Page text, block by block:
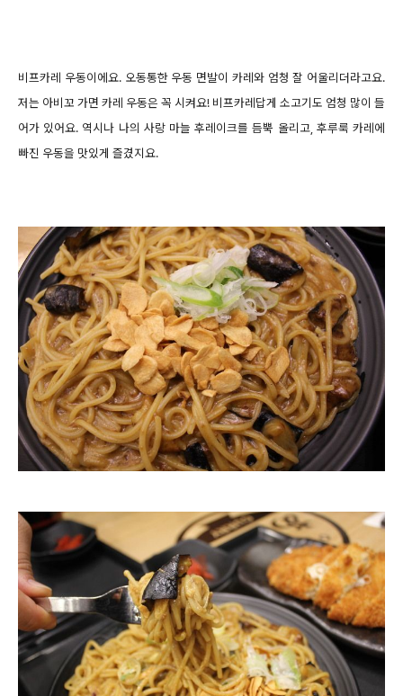
비프카레 우동이에요. 오동통한 우동 면발이 카레와 엄청 잘 어울리더라고요.
저는 아비꼬 가면 카레 우동은 꼭 시켜요! 비프카레답게 소고기도 엄청 많이 들
어가 있어요. 역시나 나의 사랑 마늘 후레이크를 듬뿍 올리고, 후루룩 카레에
빠진 우동을 맛있게 즐겼지요.